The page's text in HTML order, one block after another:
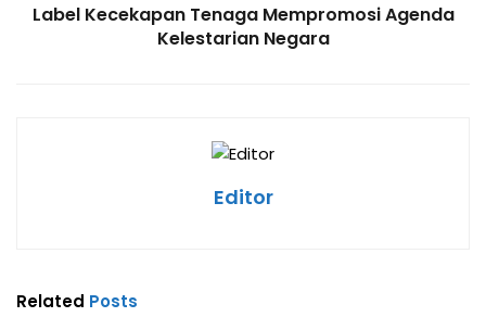
Label Kecekapan Tenaga Mempromosi Agenda
Kelestarian Negara
Editor
Related Posts